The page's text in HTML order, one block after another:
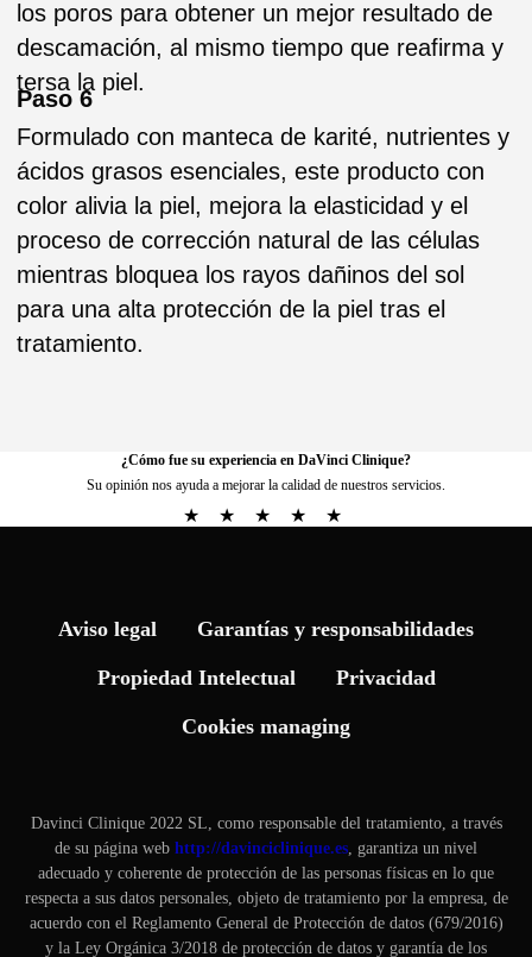
¿Cómo fue su experiencia en DaVinci Clinique?
Su opinión nos ayuda a mejorar la calidad de nuestros servicios.
★ ★ ★ ★ ★
Aviso legal Garantías y responsabilidades
Propiedad Intelectual Privacidad
Cookies managing
Davinci Clinique 2022 SL, como responsable del tratamiento, a través
de su página web http://davinciclinique.es, garantiza un nivel
adecuado y coherente de protección de las personas físicas en lo que
respecta a sus datos personales, objeto de tratamiento por la empresa, de
acuerdo con el Reglamento General de Protección de datos (679/2016)
y la Ley Orgánica 3/2018 de protección de datos y garantía de los